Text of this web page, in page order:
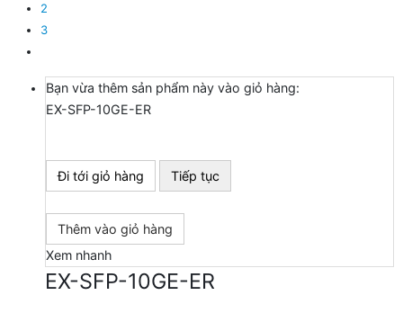
2
3
Bạn vừa thêm sản phẩm này vào giỏ hàng:
EX-SFP-10GE-ER
Đi tới giỏ hàng Tiếp tục
Thêm vào giỏ hàng
Xem nhanh
EX-SFP-10GE-ER